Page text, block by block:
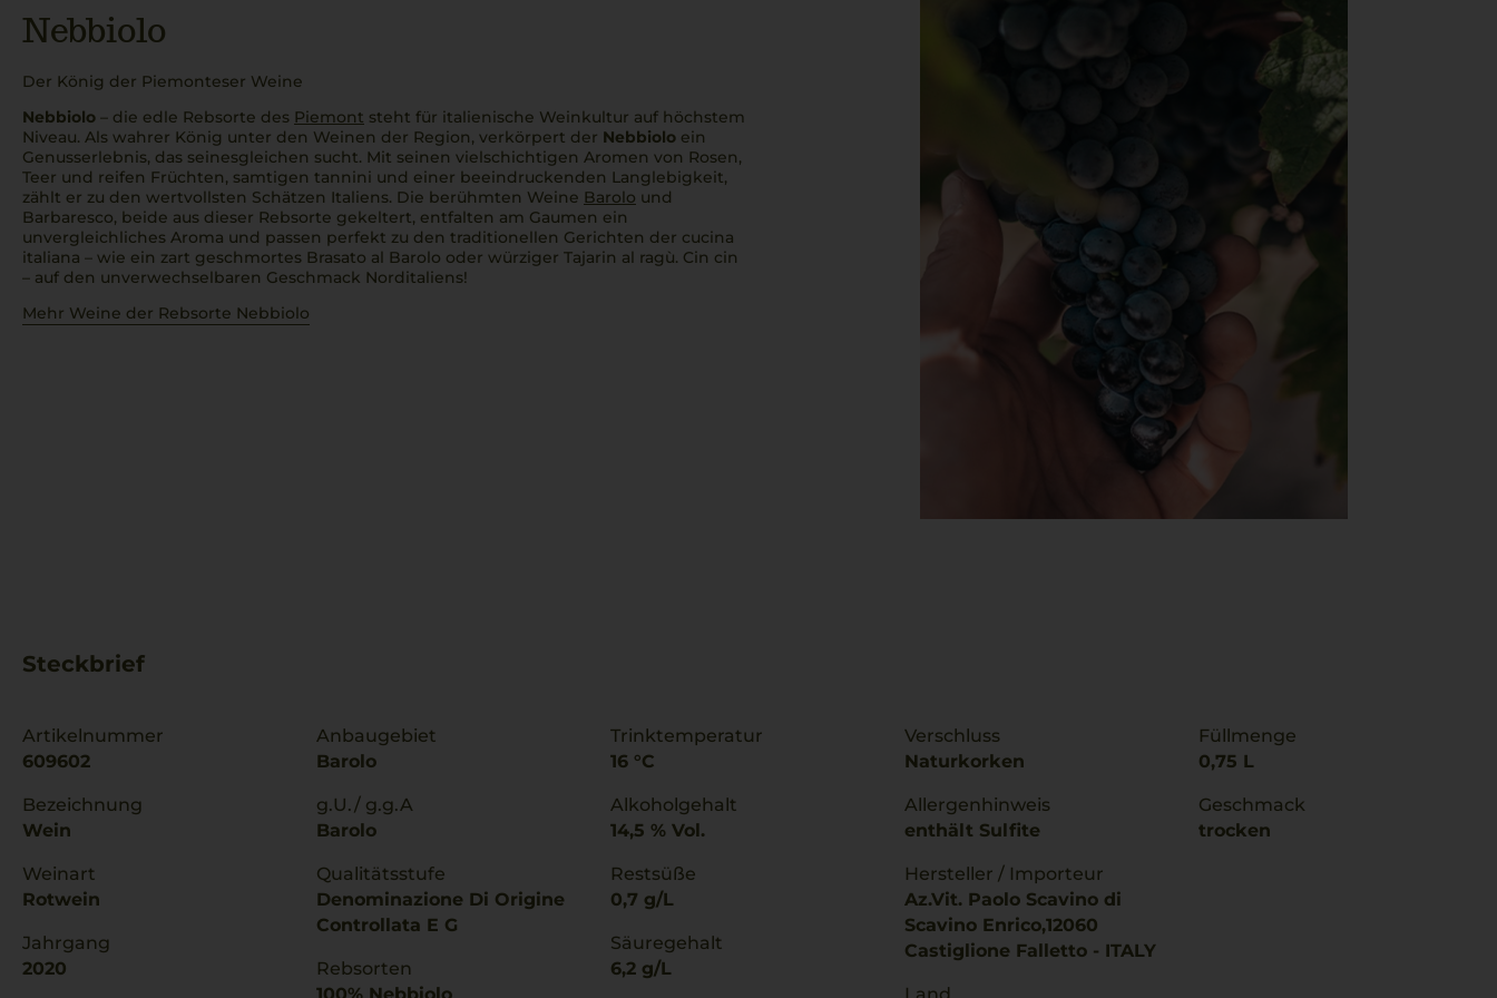
Nebbiolo
Der König der Piemonteser Weine
Nebbiolo – die edle Rebsorte des Piemont steht für italienische Weinkultur auf höchstem
Niveau. Als wahrer König unter den Weinen der Region, verkörpert der Nebbiolo ein
Genusserlebnis, das seinesgleichen sucht. Mit seinen vielschichtigen Aromen von Rosen,
Teer und reifen Früchten, samtigen tannini und einer beeindruckenden Langlebigkeit,
zählt er zu den wertvollsten Schätzen Italiens. Die berühmten Weine Barolo und
Barbaresco, beide aus dieser Rebsorte gekeltert, entfalten am Gaumen ein
unvergleichliches Aroma und passen perfekt zu den traditionellen Gerichten der cucina
italiana – wie ein zart geschmortes Brasato al Barolo oder würziger Tajarin al ragù. Cin cin
– auf den unverwechselbaren Geschmack Norditaliens!
Mehr Weine der Rebsorte Nebbiolo
Steckbrief
Artikelnummer
609602
Bezeichnung
Wein
Weinart
Rotwein
Jahrgang
2020
Anbaugebiet
Barolo
g.U./ g.g.A
Barolo
Qualitätsstufe
Denominazione Di Origine
Controllata E G
Rebsorten
Trinktemperatur
16 °C
Alkoholgehalt
14,5 % Vol.
Restsüße
0,7 g/L
Säuregehalt
6,2 g/L
Verschluss
Naturkorken
Allergenhinweis
enthält Sulfite
Hersteller / Importeur
Az.Vit. Paolo Scavino di
Scavino Enrico,12060
Castiglione Falletto - ITALY
Füllmenge
0,75 L
Geschmack
trocken